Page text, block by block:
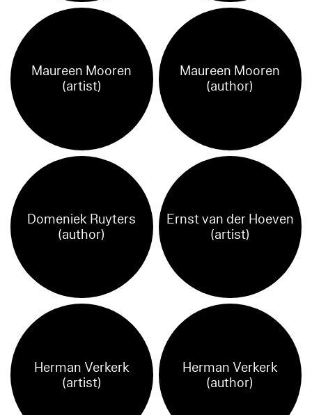
Maureen Mooren
(artist)
Maureen Mooren
(author)
Domeniek Ruyters
(author)
Ernst van der Hoeven
(artist)
Herman Verkerk
(artist)
Herman Verkerk
(author)